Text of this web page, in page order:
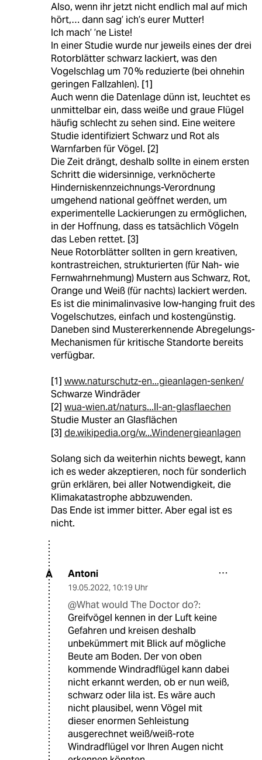
Also, wenn ihr jetzt nicht endlich mal auf mich
hört,… dann sag’ ich’s eurer Mutter!
Ich mach’ ’ne Liste!
In einer Studie wurde nur jeweils eines der drei
Rotorblätter schwarz lackiert, was den
Vogelschlag um 70 % reduzierte (bei ohnehin
geringen Fallzahlen). [1]
Auch wenn die Datenlage dünn ist, leuchtet es
unmittelbar ein, dass weiße und graue Flügel
häufig schlecht zu sehen sind. Eine weitere
Studie identifiziert Schwarz und Rot als
Warnfarben für Vögel. [2]
Die Zeit drängt, deshalb sollte in einem ersten
Schritt die widersinnige, verknöcherte
Hinderniskennzeichnungs-Verordnung
umgehend national geöffnet werden, um
experimentelle Lackierungen zu ermöglichen,
in der Hoffnung, dass es tatsächlich Vögeln
das Leben rettet. [3]
Neue Rotorblätter sollten in gern kreativen,
kontrastreichen, strukturierten (für Nah- wie
Fernwahrnehmung) Mustern aus Schwarz, Rot,
Orange und Weiß (für nachts) lackiert werden.
Es ist die minimalinvasive low-hanging fruit des
Vogelschutzes, einfach und kostengünstig.
Daneben sind Mustererkennende Abregelungs-
Mechanismen für kritische Standorte bereits
verfügbar.
[1] www.naturschutz-en...gieanlagen-senken/
Schwarze Windräder
[2] wua-wien.at/naturs...ll-an-glasflaechen
Studie Muster an Glasflächen
[3] de.wikipedia.org/w...Windenergieanlagen
Solang sich da weiterhin nichts bewegt, kann
ich es weder akzeptieren, noch für sonderlich
grün erklären, bei aller Notwendigkeit, die
Klimakatastrophe abbzuwenden.
Das Ende ist immer bitter. Aber egal ist es
nicht.
A Antoni
19.05.2022, 10:19 Uhr
@What would The Doctor do?:
Greifvögel kennen in der Luft keine
Gefahren und kreisen deshalb
unbekümmert mit Blick auf mögliche
Beute am Boden. Der von oben
kommende Windradflügel kann dabei
nicht erkannt werden, ob er nun weiß,
schwarz oder lila ist. Es wäre auch
nicht plausibel, wenn Vögel mit
dieser enormen Sehleistung
ausgerechnet weiß/weiß-rote
Windradflügel vor Ihren Augen nicht